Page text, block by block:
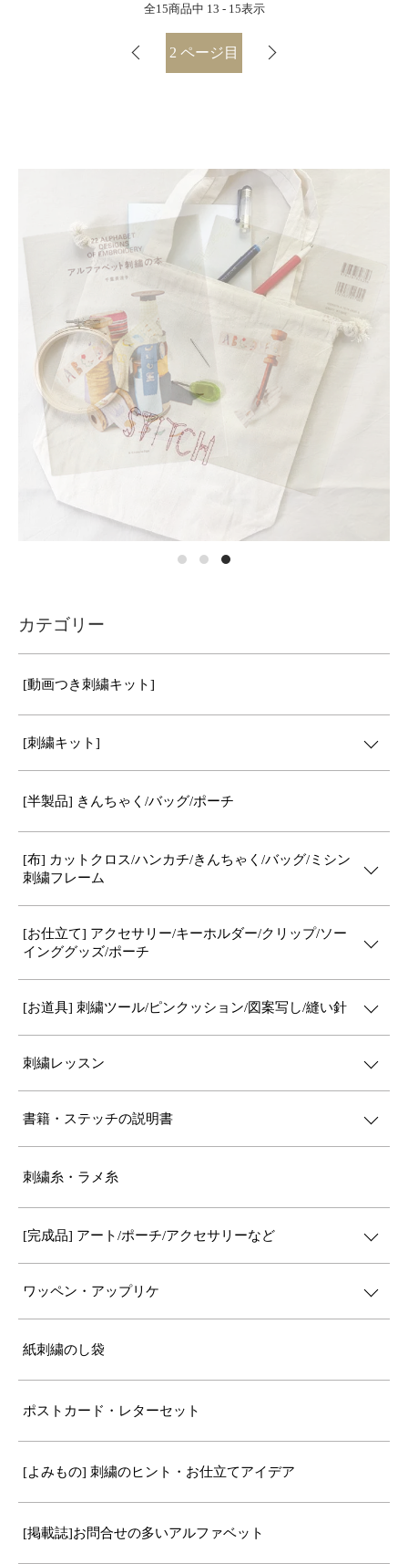
全15商品中 13 - 15表示
2 ページ目
カテゴリー
[動画つき刺繍キット]
[刺繍キット]
[半製品] きんちゃく/バッグ/ポーチ
[布] カットクロス/ハンカチ/きんちゃく/バッグ/ミシン
刺繍フレーム
[お仕立て] アクセサリー/キーホルダー/クリップ/ソー
インググッズ/ポーチ
[お道具] 刺繍ツール/ピンクッション/図案写し/縫い針
刺繍レッスン
書籍・ステッチの説明書
刺繍糸・ラメ糸
[完成品] アート/ポーチ/アクセサリーなど
ワッペン・アップリケ
紙刺繍のし袋
ポストカード・レターセット
[よみもの] 刺繍のヒント・お仕立てアイデア
[掲載誌]お問合せの多いアルファベット